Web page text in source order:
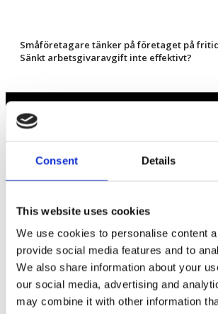
Consent Details
This website uses cookies
We use cookies to personalise content
provide social media features and to
We also share information about your
our social media, advertising and
may combine it with other information
Småföretagare tänker på företaget på
Sänkt arbetsgivaravgift inte effektivt?
Förmåner
Rådgivning
Tips
Nyheter
Om oss